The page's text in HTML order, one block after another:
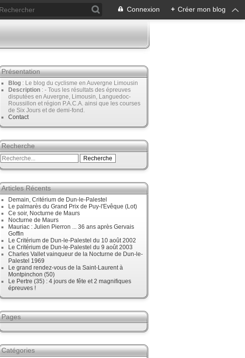
Connexion + Créer mon blog
Présentation
Blog : Le blog du cyclisme en Auvergne Limousin
Description : - Tous les résultats des épreuves
disputées en Auvergne, Limousin, Languedoc-
Roussillon et région P.A.C.A. ainsi que les courses
de Six Jours et de demi-fond.
Contact
Recherche
Articles Récents
Demain, Critérium de Dun-le-Palestel
Le palmarès du Grand Prix de Puy-l'Evêque (Lot)
Ce soir, Nocturne de Maurs
Nocturne de Maurs
Mauriac : Julien Pierron ... 36 ans après Gervais
Goffin
Le Critérium de Dun-le-Palestel du 10 août 2002
Le Critérium de Dun-le-Palestel du 9 août 2003
Charles Vallet vainqueur de la Nocturne de Dun-le-
Palestel 1969
Le grand rendez-vous de la Saint-Laurent à
Montpinchon (50)
Le Pertre (35) : 4 jours de fête et 2 magnifiques
épreuves !
Pages
Catégories